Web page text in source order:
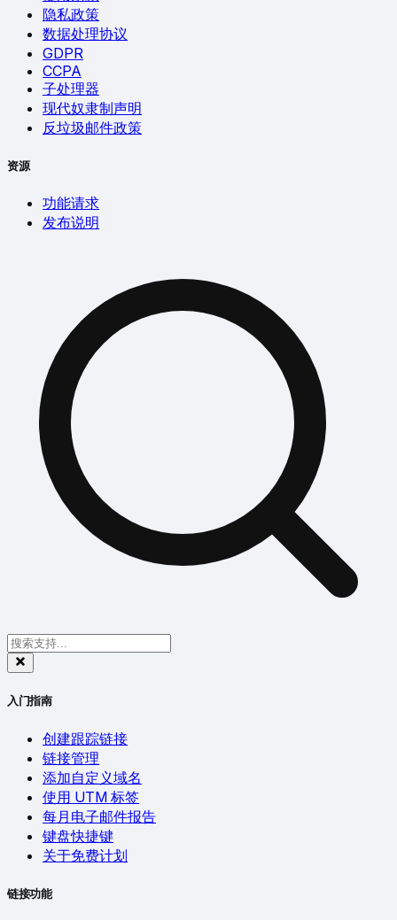
隐私政策
数据处理协议
GDPR
CCPA
子处理器
现代奴隶制声明
反垃圾邮件政策
资源
功能请求
发布说明
入门指南
创建跟踪链接
链接管理
添加自定义域名
使用 UTM 标签
每月电子邮件报告
键盘快捷键
关于免费计划
链接功能